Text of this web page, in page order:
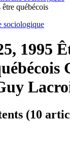
québécois
sociologique
1995
(10